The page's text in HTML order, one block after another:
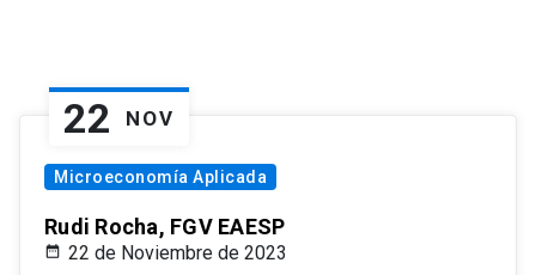
22 NOV
Microeconomía Aplicada
Rudi Rocha, FGV EAESP
22 de Noviembre de 2023